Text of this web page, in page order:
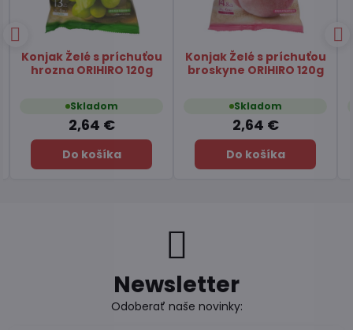
Papier ryžový na
závitky 22cm SA GIANG
Skladom
2,84 €
Do košíka
Čaj Matcha Yuzu
TSUBOICHI 5x10g
Skladom
7,45 €
Do košíka
Newsletter
Odoberať naše novinky: